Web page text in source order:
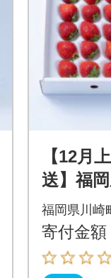
【12月
送】福
ふくや
g(川崎
福岡県川崎
寄付金額